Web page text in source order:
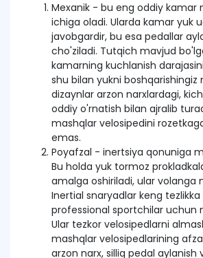
Mexanik - bu eng oddiy kamar
ichiga oladi. Ularda kamar yuk
javobgardir, bu esa pedallar
cho'ziladi. Tutqich mavjud
kamarning kuchlanish
shu bilan yukni boshqarishingiz
dizaynlar arzon narxlardagi,
oddiy o'rnatish bilan ajralib
mashqlar velosipedini
emas.
Poyafzal - inertsiya qonuniga
Bu holda yuk tormoz
amalga oshiriladi, ular volanga
Inertial snaryadlar keng
professional sportchilar uchun
Ular tezkor velosipedlarni
mashqlar velosipedlarining
arzon narx, silliq pedal aylanish